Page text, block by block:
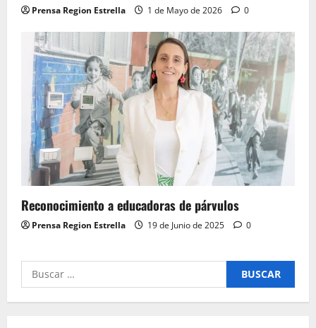
Prensa Region Estrella 1 de Mayo de 2026 0
Reconocimiento a educadoras de párvulos
Prensa Region Estrella 19 de Junio de 2025 0
Buscar
por: